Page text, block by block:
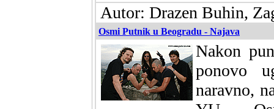
Autor: Drazen Buhin,
Osmi Putnik u Beogradu - Najava
Nakon
ponovo
naravno,